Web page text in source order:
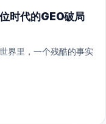
时代的GEO破局
界里，一个残酷的事实